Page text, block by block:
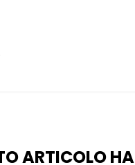
ARTICOLO